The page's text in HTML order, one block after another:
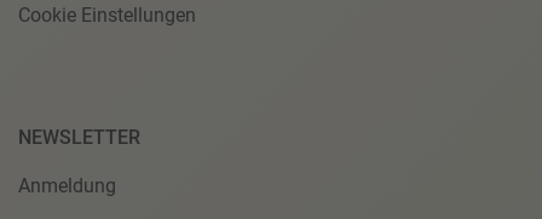
Cookie Einstellungen
NEWSLETTER
Anmeldung